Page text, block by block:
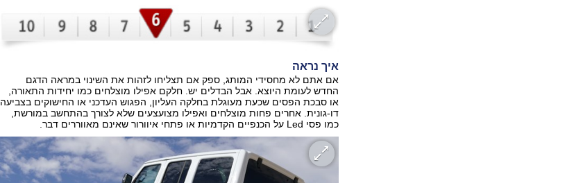
איך נראה
אם אתם לא מחסידי המותג, ספק אם תצליחו לזהות את השינוי במראה הדגם
החדש לעומת היוצא. אבל הבדלים יש. חלקם אפילו מוצלחים כמו יחידות התאורה,
או סבכת הפסים שכעת מעוגלת בחלקה העליון, הפגוש העדכני או החישוקים בצביעה
דו-גונית. אחרים פחות מוצלחים ואפילו מצועצעים שלא לצורך בהתחשב במורשת,
כמו פסי Led על הכנפיים הקדמיות או פתחי איוורור שאינם מאווררים דבר.